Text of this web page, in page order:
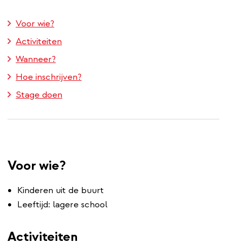
Voor wie?
Activiteiten
Wanneer?
Hoe inschrijven?
Stage doen
Voor wie?
Kinderen uit de buurt
Leeftijd: lagere school
Activiteiten